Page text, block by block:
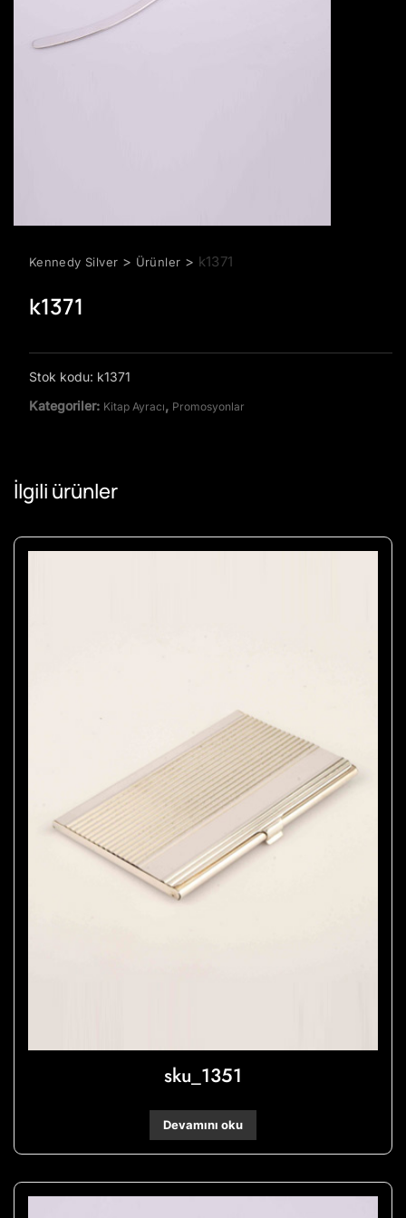
Kennedy Silver > Ürünler > k1371
k1371
Stok kodu: k1371
Kategoriler: Kitap Ayracı, Promosyonlar
İlgili ürünler
sku_1351
Devamını oku